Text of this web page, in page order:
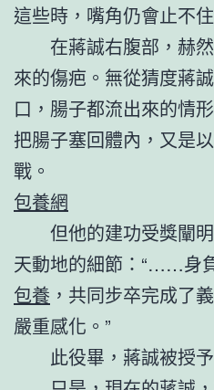
這些時，嘴角仍會止不
在蔣誠右腹部，赫然
來的傷疤。無從猜度蔣
口，腸子都流出來的情
把腸子塞回體內，又是
戰。
包養網
但他的建功受獎闡明
天動地的細節：“……身
包養 ，共同步卒完成了
嚴重感化。”
此役畢，蔣誠被授予